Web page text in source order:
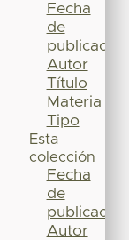
Fecha
de
publicación
Autor
Título
Materia
Tipo
Esta
colección
Fecha
de
publicación
Autor